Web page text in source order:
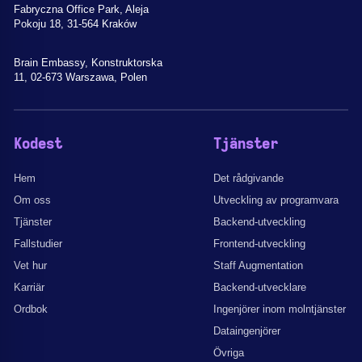
Fabryczna Office Park, Aleja
Pokoju 18, 31-564 Kraków
Brain Embassy, Konstruktorska
11, 02-673 Warszawa, Polen
Kodest
Hem
Om oss
Tjänster
Fallstudier
Vet hur
Karriär
Ordbok
Tjänster
Det rådgivande
Utveckling av programvara
Backend-utveckling
Frontend-utveckling
Staff Augmentation
Backend-utvecklare
Ingenjörer inom molntjänster
Dataingenjörer
Övriga